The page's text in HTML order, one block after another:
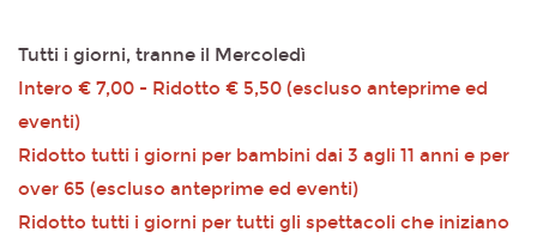
Tutti i giorni, tranne il Mercoledì
Intero € 7,00 - Ridotto € 5,50 (escluso anteprime ed
eventi)
Ridotto tutti i giorni per bambini dai 3 agli 11 anni e per
over 65 (escluso anteprime ed eventi)
Ridotto tutti i giorni per tutti gli spettacoli che iniziano